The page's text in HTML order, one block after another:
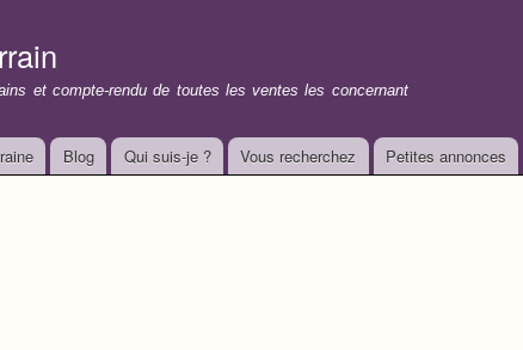
et compte-rendu de toutes les ventes les concernant
Blog Qui suis-je ? Vous recherchez Petites annonces